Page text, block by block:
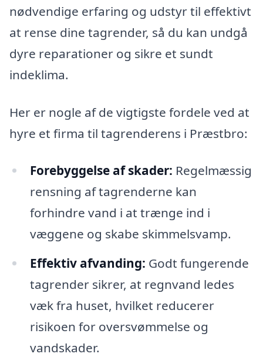
nødvendige erfaring og udstyr til effektivt
at rense dine tagrender, så du kan undgå
dyre reparationer og sikre et sundt
indeklima.
Her er nogle af de vigtigste fordele ved at
hyre et firma til tagrenderens i Præstbro:
Forebyggelse af skader: Regelmæssig
rensning af tagrenderne kan
forhindre vand i at trænge ind i
væggene og skabe skimmelsvamp.
Effektiv afvanding: Godt fungerende
tagrender sikrer, at regnvand ledes
væk fra huset, hvilket reducerer
risikoen for oversvømmelse og
vandskader.